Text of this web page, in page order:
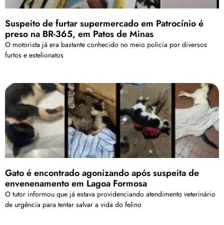
Suspeito de furtar supermercado em Patrocínio é
preso na BR-365, em Patos de Minas
O motorista já era bastante conhecido no meio policia por diversos
furtos e estelionatos
Gato é encontrado agonizando após suspeita de
envenenamento em Lagoa Formosa
O tutor informou que já estava providenciando atendimento veterinário
de urgência para tentar salvar a vida do felino